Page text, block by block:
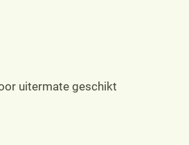
uitermate geschikt